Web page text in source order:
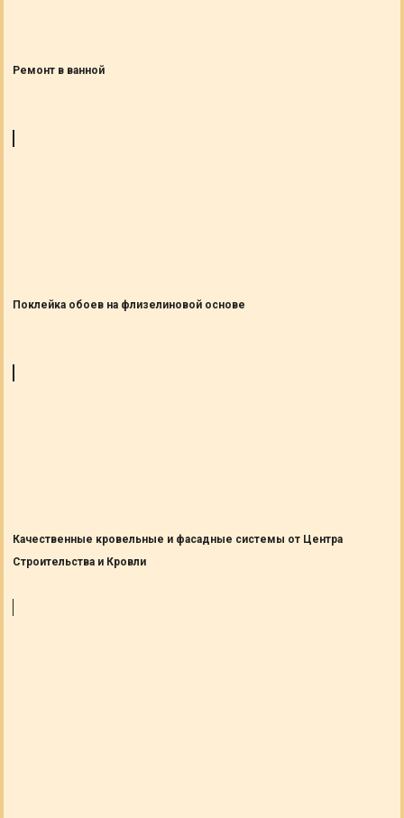
Ремонт в ванной
Поклейка обоев на флизелиновой основе
Качественные кровельные и фасадные системы от Центра
Строительства и Кровли